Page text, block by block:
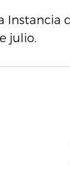
Instancia
julio.